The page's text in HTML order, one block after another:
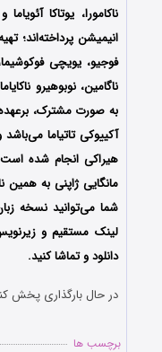
ناکامورا، یوتاکا
انیمیشن پرداخته‌اند؛
فوجیو، یویچی
ناگامین، نوبوهیرو
به صورت مشترک،
آکییوکی تاتیاما
هیراکی انجام شده
مانگایی ژاپنی به
شما می‌توانید نسخه
لینک مستقیم و
دانلود و تماشا کنید.
در حال بارگذاری پخش
برچسب ها